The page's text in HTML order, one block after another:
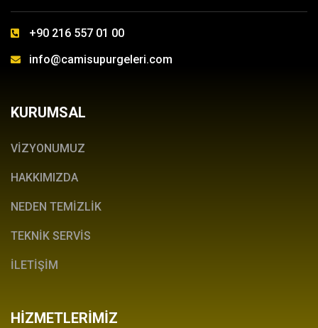
+90 216 557 01 00
info@camisupurgeleri.com
KURUMSAL
VİZYONUMUZ
HAKKIMIZDA
NEDEN TEMİZLİK
TEKNİK SERVİS
İLETİŞİM
HİZMETLERİMİZ